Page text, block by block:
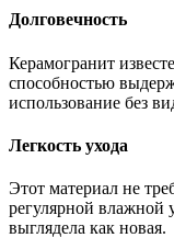
Долговечность
Керамогранит
способностью
использование без
Легкость ухода
Этот материал не
регулярной влажной
выглядела как новая.